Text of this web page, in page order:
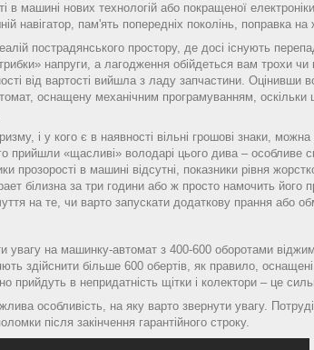
в машині нових технологій або покращеної
навігатор, пам'ять попередніх поколінь, поправка на
пострадянського простору, де досі існують
напруги, а лагодження обійдеться вам трохи
від вартості вийшла з ладу запчастини. Оцінивши
оснащену механічним програмуванням, оскільки
і у кого є в наявності вільні грошові знаки,
прийшли «щасливі» володарі цього дива – особливе
прозорості в машині відсутні, показники рівня
білизна за три години або ж просто намочить його
на те, чи варто запускати додаткову прання або
увагу на машинку-автомат з 400-600 оборотами
здійснити більше 600 обертів, як правило,
прийдуть в непридатність щітки і колектори – це
особливість, на яку варто звернути увагу.
після закінчення гарантійного строку.